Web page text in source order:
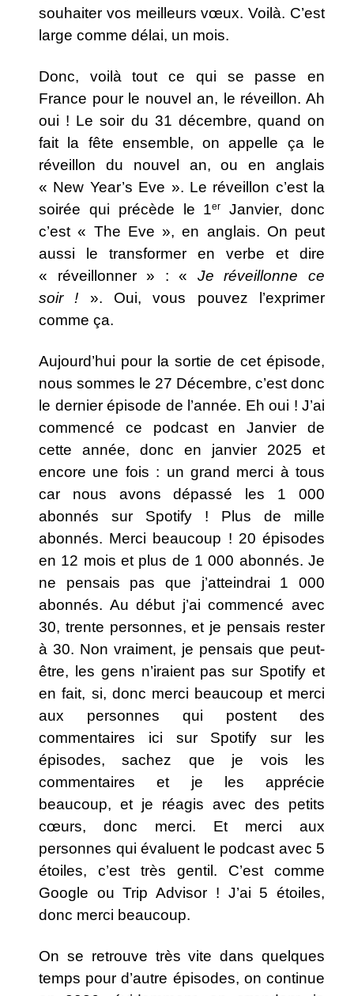
souhaiter vos meilleurs vœux. Voilà. C’est
large comme délai, un mois.
Donc, voilà tout ce qui se passe en
France pour le nouvel an, le réveillon. Ah
oui ! Le soir du 31 décembre, quand on
fait la fête ensemble, on appelle ça le
réveillon du nouvel an, ou en anglais
« New Year’s Eve ». Le réveillon c’est la
soirée qui précède le 1er
Janvier, donc
c’est « The Eve », en anglais. On peut
aussi le transformer en verbe et dire
« réveillonner » : « Je réveillonne ce
soir ! ». Oui, vous pouvez l’exprimer
comme ça.
Aujourd’hui pour la sortie de cet épisode,
nous sommes le 27 Décembre, c’est donc
le dernier épisode de l’année. Eh oui ! J’ai
commencé ce podcast en Janvier de
cette année, donc en janvier 2025 et
encore une fois : un grand merci à tous
car nous avons dépassé les 1 000
abonnés sur Spotify ! Plus de mille
abonnés. Merci beaucoup ! 20 épisodes
en 12 mois et plus de 1 000 abonnés. Je
ne pensais pas que j’atteindrai 1 000
abonnés. Au début j’ai commencé avec
30, trente personnes, et je pensais rester
à 30. Non vraiment, je pensais que peut-
être, les gens n’iraient pas sur Spotify et
en fait, si, donc merci beaucoup et merci
aux personnes qui postent des
commentaires ici sur Spotify sur les
épisodes, sachez que je vois les
commentaires et je les apprécie
beaucoup, et je réagis avec des petits
cœurs, donc merci. Et merci aux
personnes qui évaluent le podcast avec 5
étoiles, c’est très gentil. C’est comme
Google ou Trip Advisor ! J’ai 5 étoiles,
donc merci beaucoup.
On se retrouve très vite dans quelques
temps pour d’autre épisodes, on continue